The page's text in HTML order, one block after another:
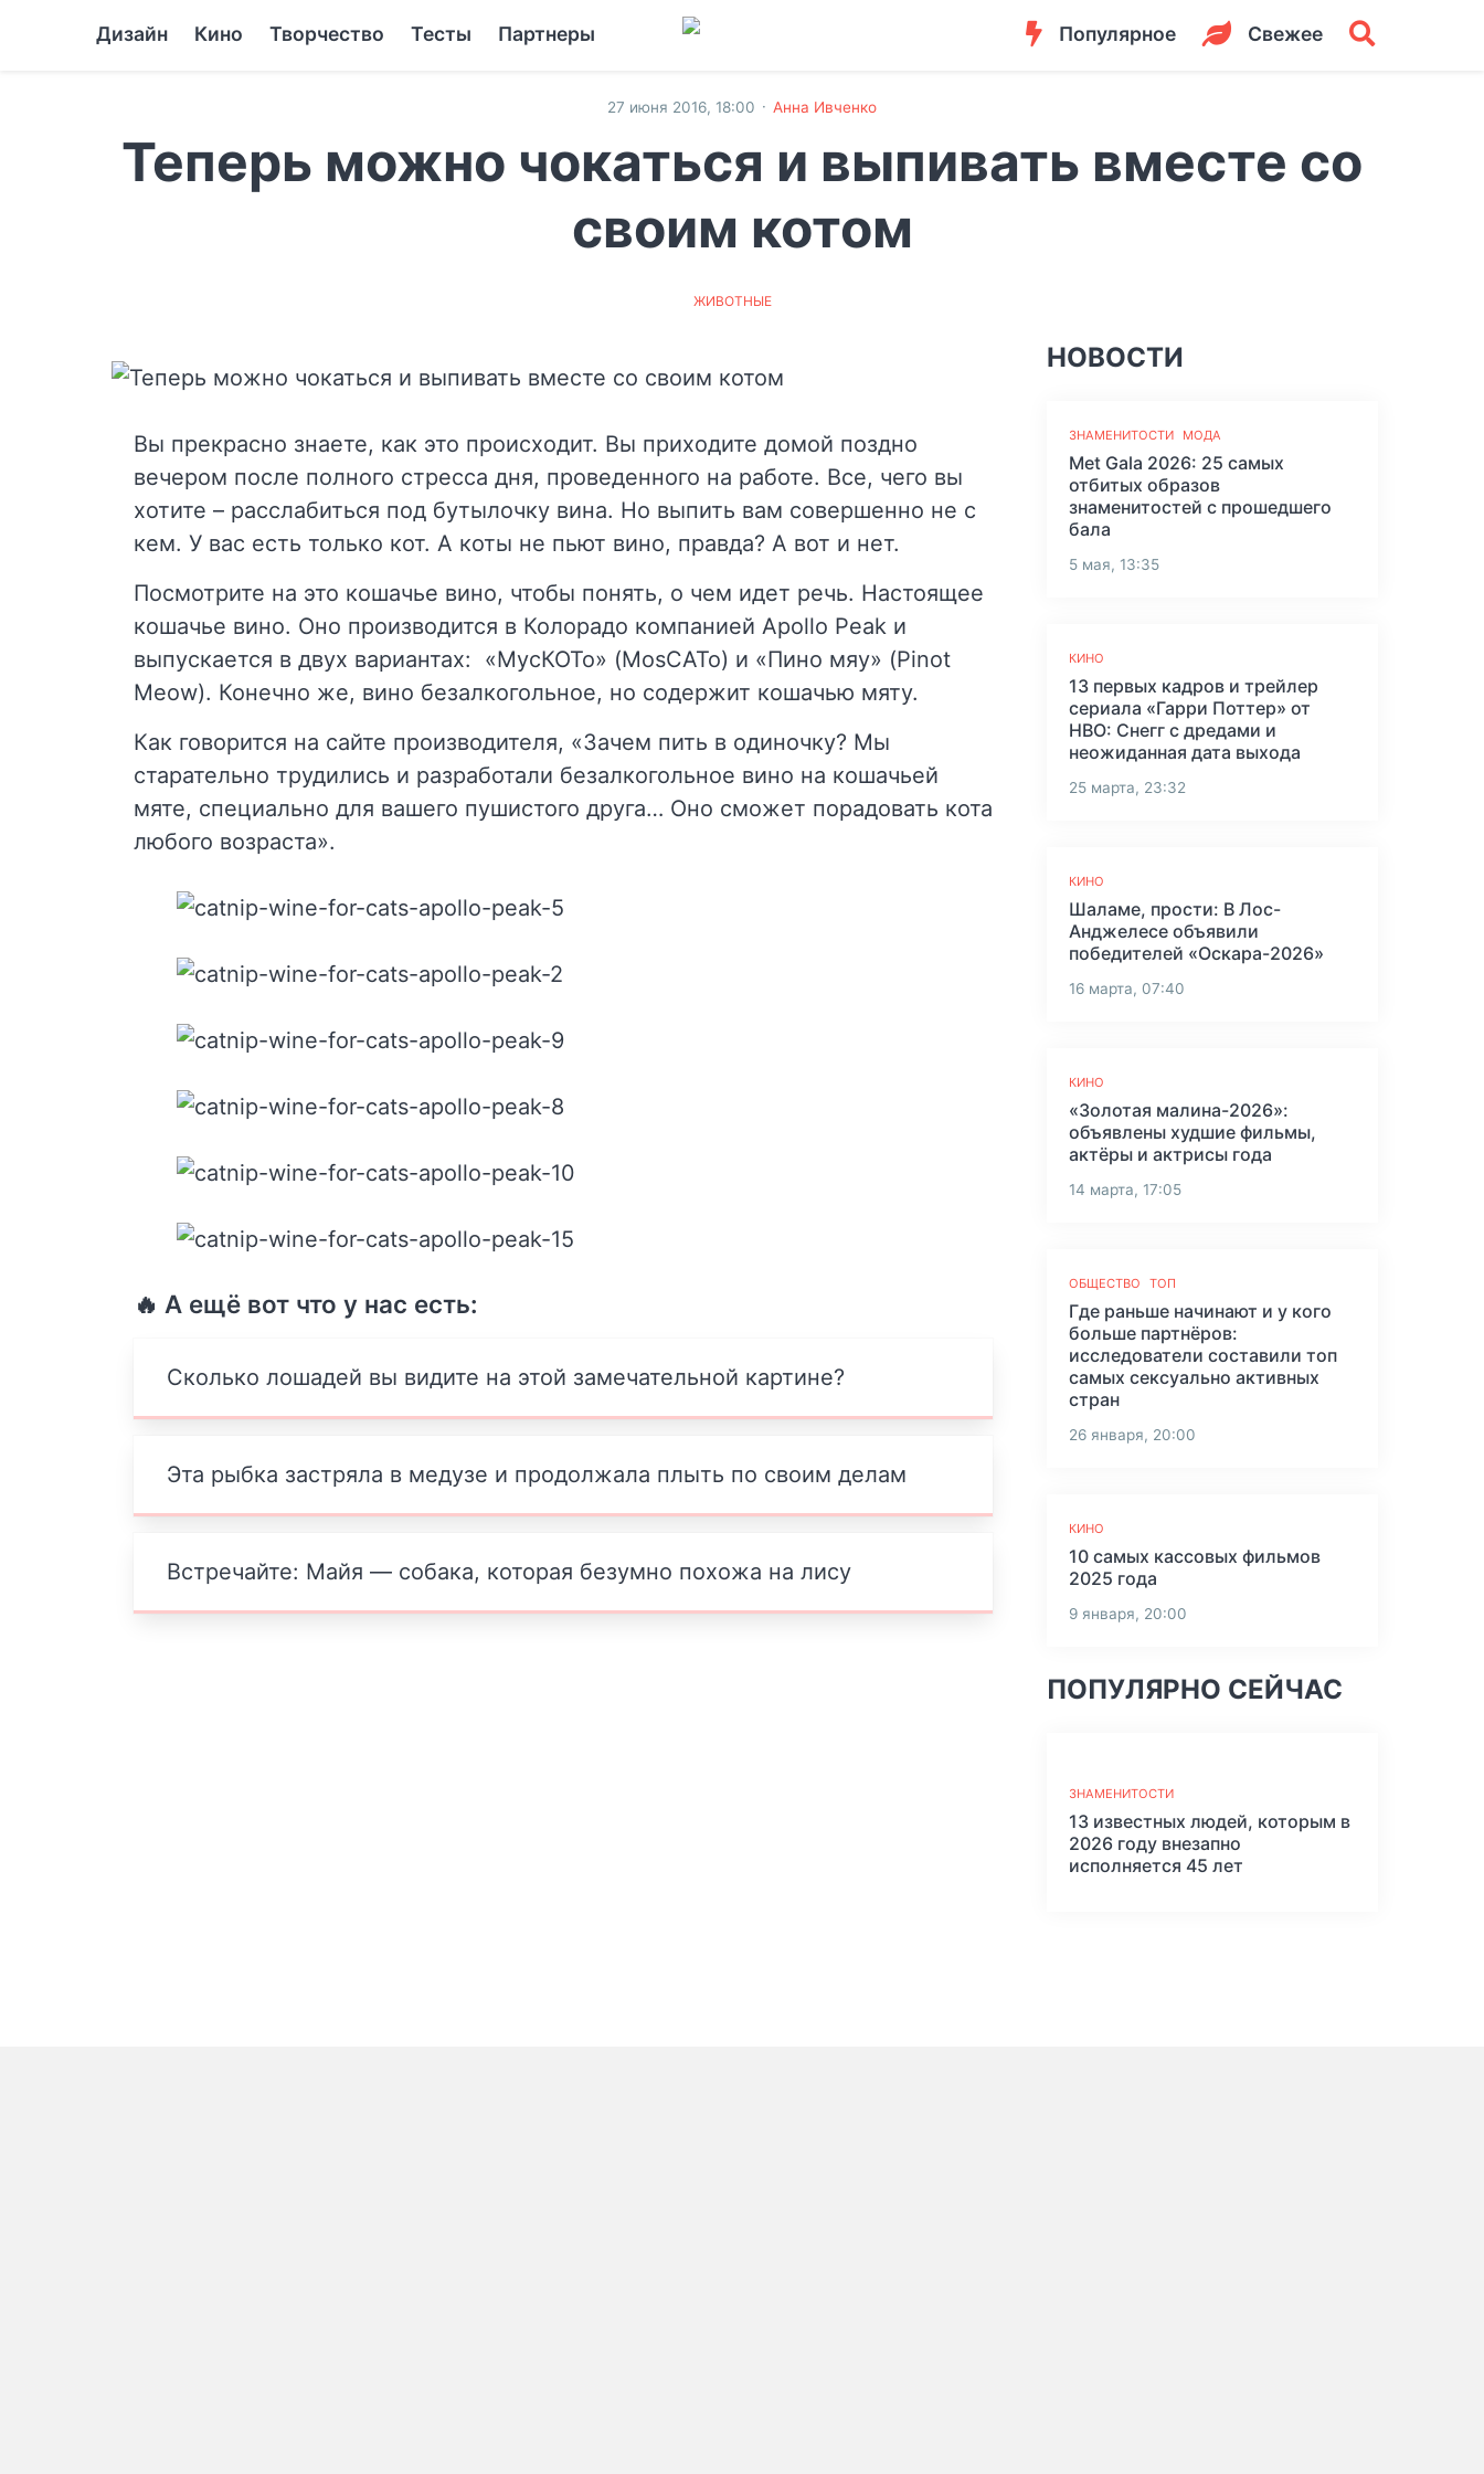
Дизайн Кино Творчество Тесты Партнеры Популярное Свежее
27 июня 2016, 18:00 · Анна Ивченко
Теперь можно чокаться и выпивать вместе со
своим котом
ЖИВОТНЫЕ
Вы прекрасно знаете, как это происходит. Вы приходите домой поздно
вечером после полного стресса дня, проведенного на работе. Все, чего вы
хотите – расслабиться под бутылочку вина. Но выпить вам совершенно не с
кем. У вас есть только кот. А коты не пьют вино, правда? А вот и нет.
Посмотрите на это кошачье вино, чтобы понять, о чем идет речь. Настоящее
кошачье вино. Оно производится в Колорадо компанией Apollo Peak и
выпускается в двух вариантах: «МусКОТо» (MosCATo) и «Пино мяу» (Pinot
Meow). Конечно же, вино безалкогольное, но содержит кошачью мяту.
Как говорится на сайте производителя, «Зачем пить в одиночку? Мы
старательно трудились и разработали безалкогольное вино на кошачьей
мяте, специально для вашего пушистого друга… Оно сможет порадовать кота
любого возраста».
🔥 А ещё вот что у нас есть:
Сколько лошадей вы видите на этой замечательной картине?
Эта рыбка застряла в медузе и продолжала плыть по своим делам
Встречайте: Майя — собака, которая безумно похожа на лису
НОВОСТИ
ЗНАМЕНИТОСТИ МОДА
Met Gala 2026: 25 самых
отбитых образов
знаменитостей с прошедшего
бала
5 мая, 13:35
КИНО
13 первых кадров и трейлер
сериала «Гарри Поттер» от
HBO: Снегг с дредами и
неожиданная дата выхода
25 марта, 23:32
КИНО
Шаламе, прости: В Лос-
Анджелесе объявили
победителей «Оскара-2026»
16 марта, 07:40
КИНО
«Золотая малина-2026»:
объявлены худшие фильмы,
актёры и актрисы года
14 марта, 17:05
ОБЩЕСТВО ТОП
Где раньше начинают и у кого
больше партнёров:
исследователи составили топ
самых сексуально активных
стран
26 января, 20:00
КИНО
10 самых кассовых фильмов
2025 года
9 января, 20:00
ПОПУЛЯРНО СЕЙЧАС
ЗНАМЕНИТОСТИ
13 известных людей, которым в
2026 году внезапно
исполняется 45 лет